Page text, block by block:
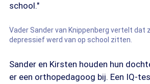
school."
Vader Sander van Knippenberg vertelt dat
depressief werd van op school zitten.
Sander en Kirsten houden hun
er een orthopedagoog bij. Een IQ-